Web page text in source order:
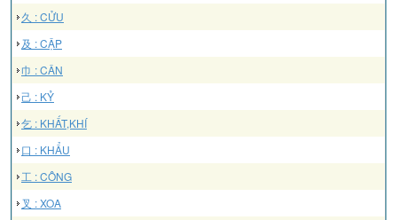
久 : CỬU
及 : CẬP
巾 : CÂN
己 : KỶ
乞 : KHẤT,KHÍ
口 : KHẨU
工 : CÔNG
叉 : XOA